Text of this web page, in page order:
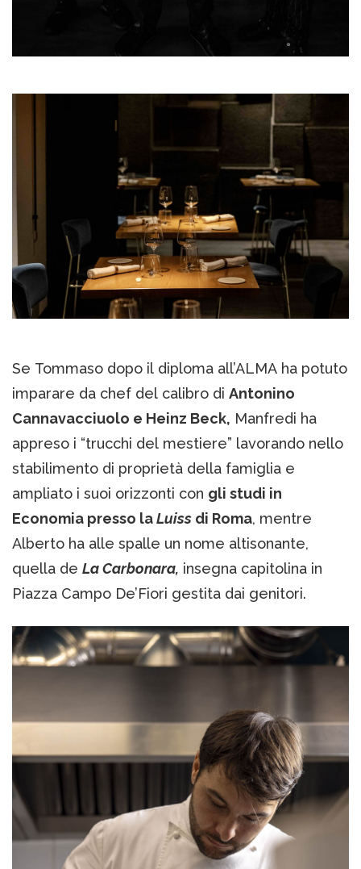
Se Tommaso dopo il diploma all’ALMA ha potuto
imparare da chef del calibro di Antonino
Cannavacciuolo e Heinz Beck, Manfredi ha
appreso i “trucchi del mestiere” lavorando nello
stabilimento di proprietà della famiglia e
ampliato i suoi orizzonti con gli studi in
Economia presso laLuiss di Roma, mentre
Alberto ha alle spalle un nome altisonante,
quella de La Carbonara, insegna capitolina in
Piazza Campo De’Fiori gestita dai genitori.